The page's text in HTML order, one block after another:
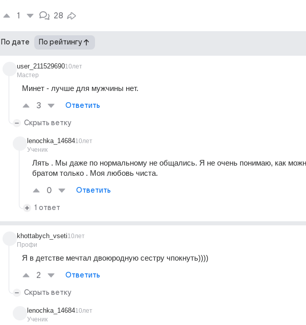
1 28
По дате По рейтингу
user_211529690
Мастер
10лет
Минет - лучше для мужчины нет.
3 Ответить
Скрыть ветку
lenochka_14684
Ученик
10лет
Лять . Мы даже по нормальному не общались. Я не очень понимаю, как
братом только . Моя любовь чиста.
0 Ответить
1 ответ
khottabych_vseti
Профи
10лет
Я в детстве мечтал двоюродную сестру чпокнуть))))
2 Ответить
Скрыть ветку
lenochka_14684
Ученик
10лет